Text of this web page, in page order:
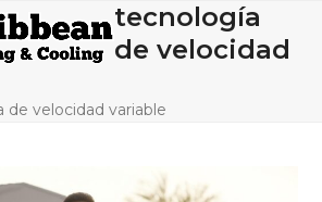
tecnología
de velocidad
de velocidad variable